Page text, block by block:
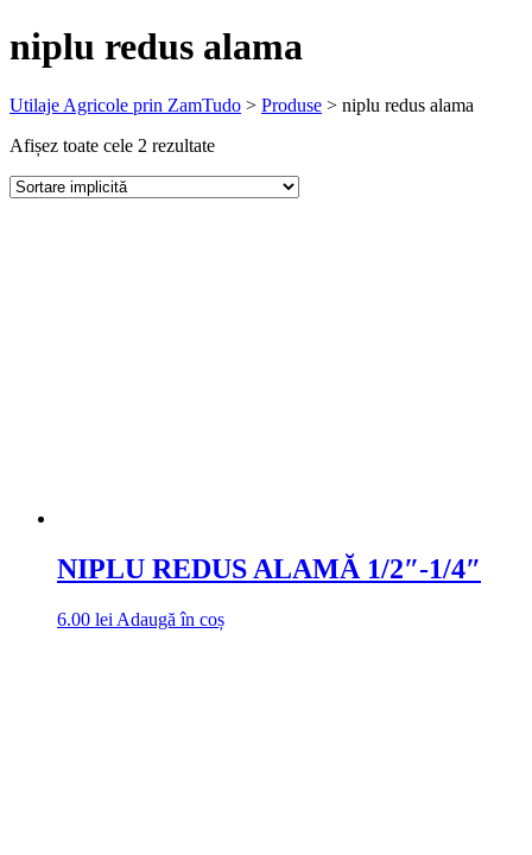
niplu redus alama
Utilaje Agricole prin ZamTudo > Produse > niplu redus alama
Afișez toate cele 2 rezultate
NIPLU REDUS ALAMĂ 1/2″-1/4″
6.00 lei Adaugă în coș